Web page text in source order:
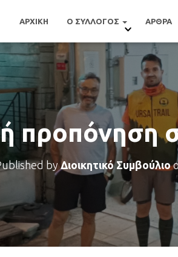
ΑΡΧΙΚΗ Ο ΣΥΛΛΟΓΟΣ ΑΡΘΡΑ
προπόνηση
byΔιοικητικό Συμβούλιο